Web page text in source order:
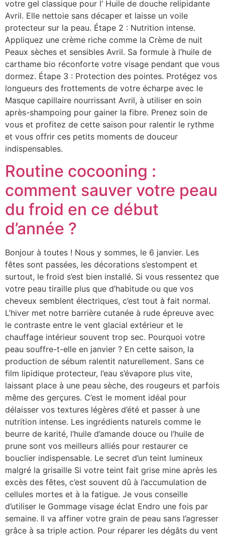
votre gel classique pour l’ Huile de douche relipidante
Avril. Elle nettoie sans décaper et laisse un voile
protecteur sur la peau. Étape 2 : Nutrition intense.
Appliquez une crème riche comme la Crème de nuit
Peaux sèches et sensibles Avril. Sa formule à l’huile de
carthame bio réconforte votre visage pendant que vous
dormez. Étape 3 : Protection des pointes. Protégez vos
longueurs des frottements de votre écharpe avec le
Masque capillaire nourrissant Avril, à utiliser en soin
après-shampoing pour gainer la fibre. Prenez soin de
vous et profitez de cette saison pour ralentir le rythme
et vous offrir ces petits moments de douceur
indispensables.
Routine cocooning :
comment sauver votre peau
du froid en ce début
d’année ?
Bonjour à toutes ! Nous y sommes, le 6 janvier. Les
fêtes sont passées, les décorations s’estompent et
surtout, le froid s’est bien installé. Si vous ressentez que
votre peau tiraille plus que d’habitude ou que vos
cheveux semblent électriques, c’est tout à fait normal.
L’hiver met notre barrière cutanée à rude épreuve avec
le contraste entre le vent glacial extérieur et le
chauffage intérieur souvent trop sec. Pourquoi votre
peau souffre-t-elle en janvier ? En cette saison, la
production de sébum ralentit naturellement. Sans ce
film lipidique protecteur, l’eau s’évapore plus vite,
laissant place à une peau sèche, des rougeurs et parfois
même des gerçures. C’est le moment idéal pour
délaisser vos textures légères d’été et passer à une
nutrition intense. Les ingrédients naturels comme le
beurre de karité, l’huile d’amande douce ou l’huile de
prune sont vos meilleurs alliés pour restaurer ce
bouclier indispensable. Le secret d’un teint lumineux
malgré la grisaille Si votre teint fait grise mine après les
excès des fêtes, c’est souvent dû à l’accumulation de
cellules mortes et à la fatigue. Je vous conseille
d’utiliser le Gommage visage éclat Endro une fois par
semaine. Il va affiner votre grain de peau sans l’agresser
grâce à sa triple action. Pour réparer les dégâts du vent